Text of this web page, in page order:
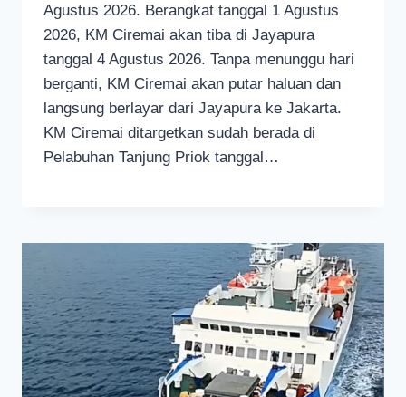
Agustus 2026. Berangkat tanggal 1 Agustus
2026, KM Ciremai akan tiba di Jayapura
tanggal 4 Agustus 2026. Tanpa menunggu hari
berganti, KM Ciremai akan putar haluan dan
langsung berlayar dari Jayapura ke Jakarta.
KM Ciremai ditargetkan sudah berada di
Pelabuhan Tanjung Priok tanggal…